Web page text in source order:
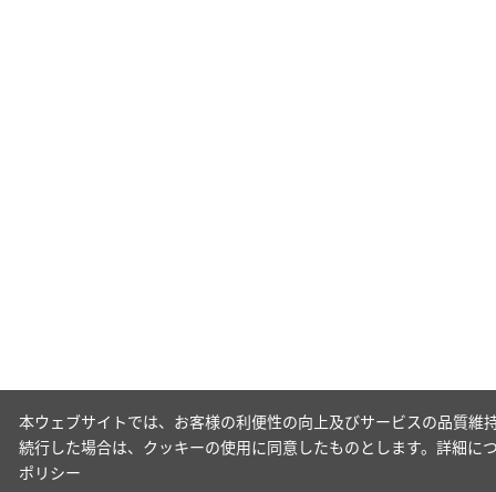
本ウェブサイトでは、お客様の利便性の向上及びサービスの品質
続行した場合は、クッキーの使用に同意したものとします。詳細
ポリシー